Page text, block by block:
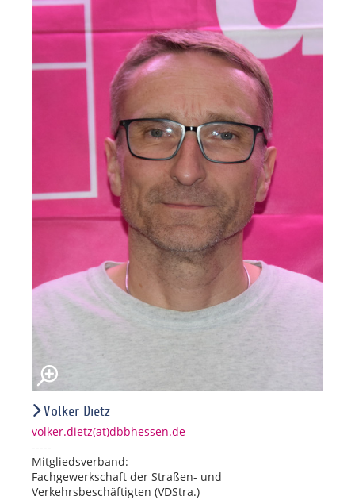
Volker Dietz
volker.dietz(at)dbbhessen.de
-----
Mitgliedsverband:
Fachgewerkschaft der Straßen- und
Verkehrsbeschäftigten (VDStra.)